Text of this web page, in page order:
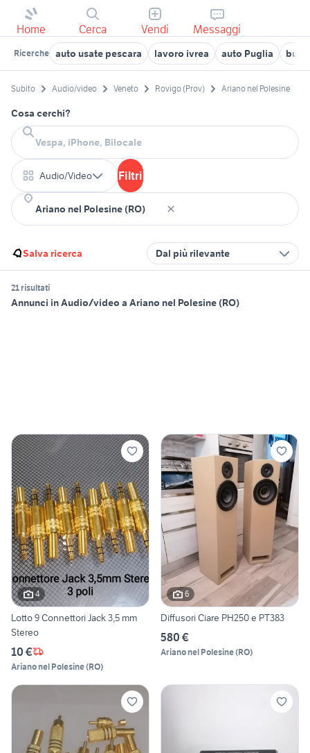
Home Cerca Vendi Messaggi
Ricerche auto usate pescara lavoro ivrea auto Puglia
Subito Audio/video Veneto Rovigo (Prov) Ariano nel Polesine
Cosa cerchi?
Audio/Video Filtri
Salva ricerca Dal più rilevante
21 risultati
Annunci in Audio/video a Ariano nel Polesine (RO)
4
Lotto 9 Connettori Jack 3,5 mm
Stereo
10 €
Ariano nel Polesine(RO)
6
Diffusori Ciare PH250 e PT383
580 €
Ariano nel Polesine(RO)